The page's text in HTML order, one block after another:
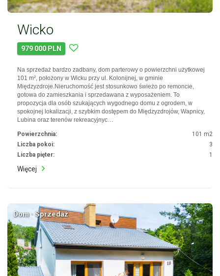
Wicko
979 000 PLN
Na sprzedaż bardzo zadbany, dom parterowy o powierzchni użytkowej
101 m², położony w Wicku przy ul. Kolonijnej, w gminie
Międzyzdroje.Nieruchomość jest stosunkowo świeżo po remoncie,
gotowa do zamieszkania i sprzedawana z wyposażeniem. To
propozycja dla osób szukających wygodnego domu z ogrodem, w
spokojnej lokalizacji, z szybkim dostępem do Międzyzdrojów, Wapnicy,
Lubina oraz terenów rekreacyjnyc…
Powierzchnia:
101 m2
Liczba pokoi:
3
Liczba pięter:
1
Więcej
Dom · Sprzedaż